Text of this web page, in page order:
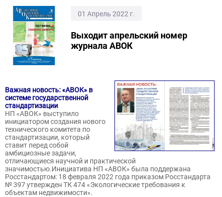
01 Апрель 2022 г.
Выходит апрельский номер
журнала АВОК
Важная новость: «АВОК» в
системе государственной
стандартизации
НП «АВОК» выступило
инициатором создания нового
технического комитета по
стандартизации, который
ставит перед собой
амбициозные задачи,
отличающиеся научной и практической
значимостью.Инициатива НП «АВОК» была поддержана
Росстандартом: 18 февраля 2022 года приказом Росстандарта
№ 397 утвержден ТК 474 «Экологические требования к
объектам недвижимости».